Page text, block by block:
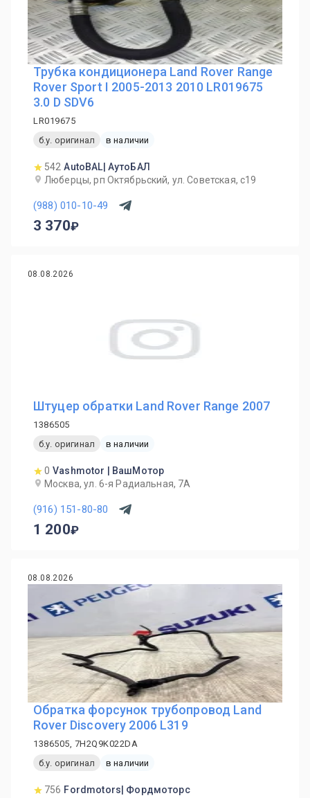
Трубка кондиционера Land Rover Range
Rover Sport I 2005-2013 2010 LR019675
3.0 D SDV6
LR019675
б.у. оригинал
в наличии
542 AutoBAL| АутоБАЛ
Люберцы, рп Октябрьский, ул. Советская, с19
(988) 010-10-49
3 370
08.08.2026
Штуцер обратки Land Rover Range 2007
1386505
б.у. оригинал
в наличии
0 Vashmotor | ВашМотор
Москва, ул. 6-я Радиальная, 7А
(916) 151-80-80
1 200
08.08.2026
Обратка форсунок трубопровод Land
Rover Discovery 2006 L319
1386505, 7H2Q9K022DA
б.у. оригинал
в наличии
756 Fordmotors| Фордмоторс